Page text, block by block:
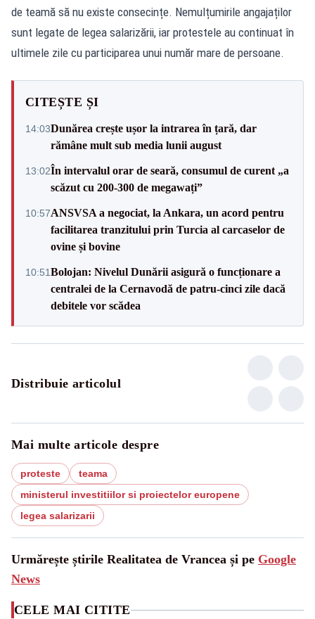
de teamă să nu existe consecințe. Nemulțumirile angajaților
sunt legate de legea salarizării, iar protestele au continuat în
ultimele zile cu participarea unui număr mare de persoane.
CITEȘTE ȘI
14:03Dunărea crește ușor la intrarea în țară, dar
rămâne mult sub media lunii august
13:02În intervalul orar de seară, consumul de curent „a
scăzut cu 200-300 de megawați”
10:57ANSVSA a negociat, la Ankara, un acord pentru
facilitarea tranzitului prin Turcia al carcaselor de
ovine și bovine
10:51Bolojan: Nivelul Dunării asigură o funcționare a
centralei de la Cernavodă de patru-cinci zile dacă
debitele vor scădea
Distribuie articolul
Mai multe articole despre
proteste
teama
ministerul investitiilor si proiectelor europene
legea salarizarii
Urmărește știrile Realitatea de Vrancea și pe Google
News
CELE MAI CITITE